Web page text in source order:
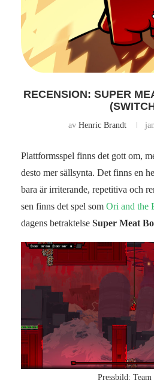
RECENSION: SUPER
av Henric Brandt
Plattformsspel finns det gott om,
desto mer sällsynta. Det finns en
bara är irriterande, repetitiva och
sen finns det spel som Ori and the
dagens betraktelse Super Meat
Pressbild: Team